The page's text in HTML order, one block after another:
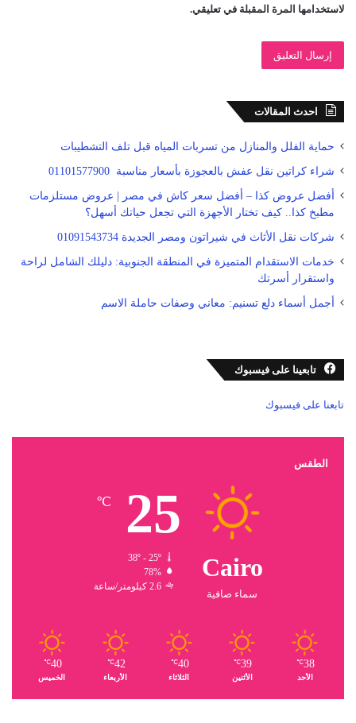
لاستخدامها المرة المقبلة في تعليقي.
احدث المقالات
حماية الفلل والمنازل من تسربات المياه قبل تلف التشطيبات
شراء كراتين نقل عفش بالعجوزة بأسعار مناسبة 01101577900
أفضل عروض كذا – أفضل سعر كاش في مصر | عروض مستلزمات
مطبخ كذا.. كيف تختار الأجهزة التي تجعل حياتك أسهل؟
شركات نقل الأثاث في شيراتون ومصر الجديدة 01091543734
خدمات الاستقدام المتميزة في المنطقة الجنوبية: دليلك الشامل لراحة
واستقرار أسرتك
أجمل أسماء دلع تسنيم: معاني وصفات حاملة الاسم
تابعينا على فيسبوك
تابعنا على فيسبوك
الطقس
Cairo
سماء صافية
25
℃
38º - 25º
78%
2.6 كيلومتر/ساعة
38
℃
الأحد
39
℃
الأثنين
40
℃
الثلاثاء
42
℃
الأربعاء
40
℃
الخميس